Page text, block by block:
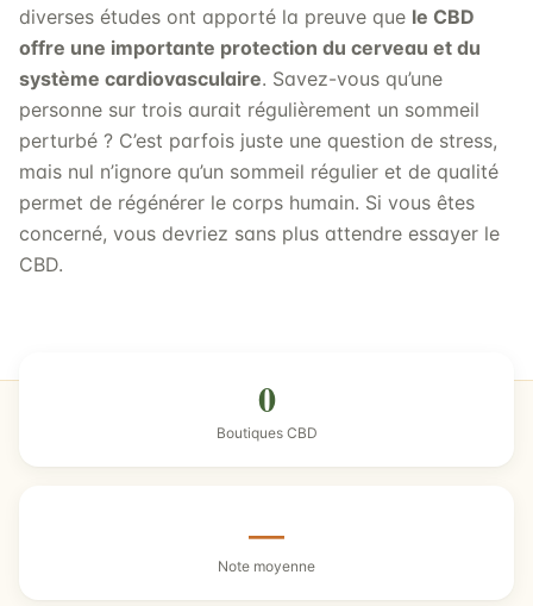
diverses études ont apporté la preuve que le CBD
offre une importante protection du cerveau et du
système cardiovasculaire. Savez-vous qu’une
personne sur trois aurait régulièrement un sommeil
perturbé ? C’est parfois juste une question de stress,
mais nul n’ignore qu’un sommeil régulier et de qualité
permet de régénérer le corps humain. Si vous êtes
concerné, vous devriez sans plus attendre essayer le
CBD.
0
Boutiques CBD
—
Note moyenne